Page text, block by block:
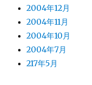
2004年12月
2004年11月
2004年10月
2004年7月
217年5月